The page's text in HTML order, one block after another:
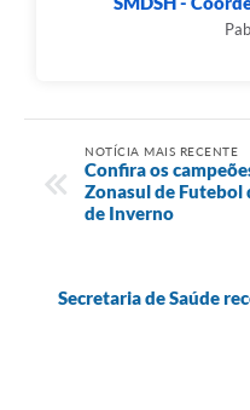
NOTÍCIA MAIS RECENTE
Confira os
Zonasul de Futebol
de Inverno
Secretaria de Saúde